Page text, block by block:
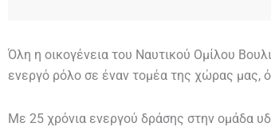
Όλη η οικογένεια του Ναυτικού Ομίλου
ενεργό ρόλο σε έναν τομέα της χώρας μας,
Με 25 χρόνια ενεργού δράσης στην ομάδα